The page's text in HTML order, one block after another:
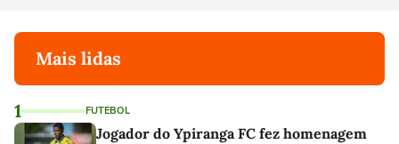
Mais lidas
1 FUTEBOL
Jogador do Ypiranga FC fez homenagem